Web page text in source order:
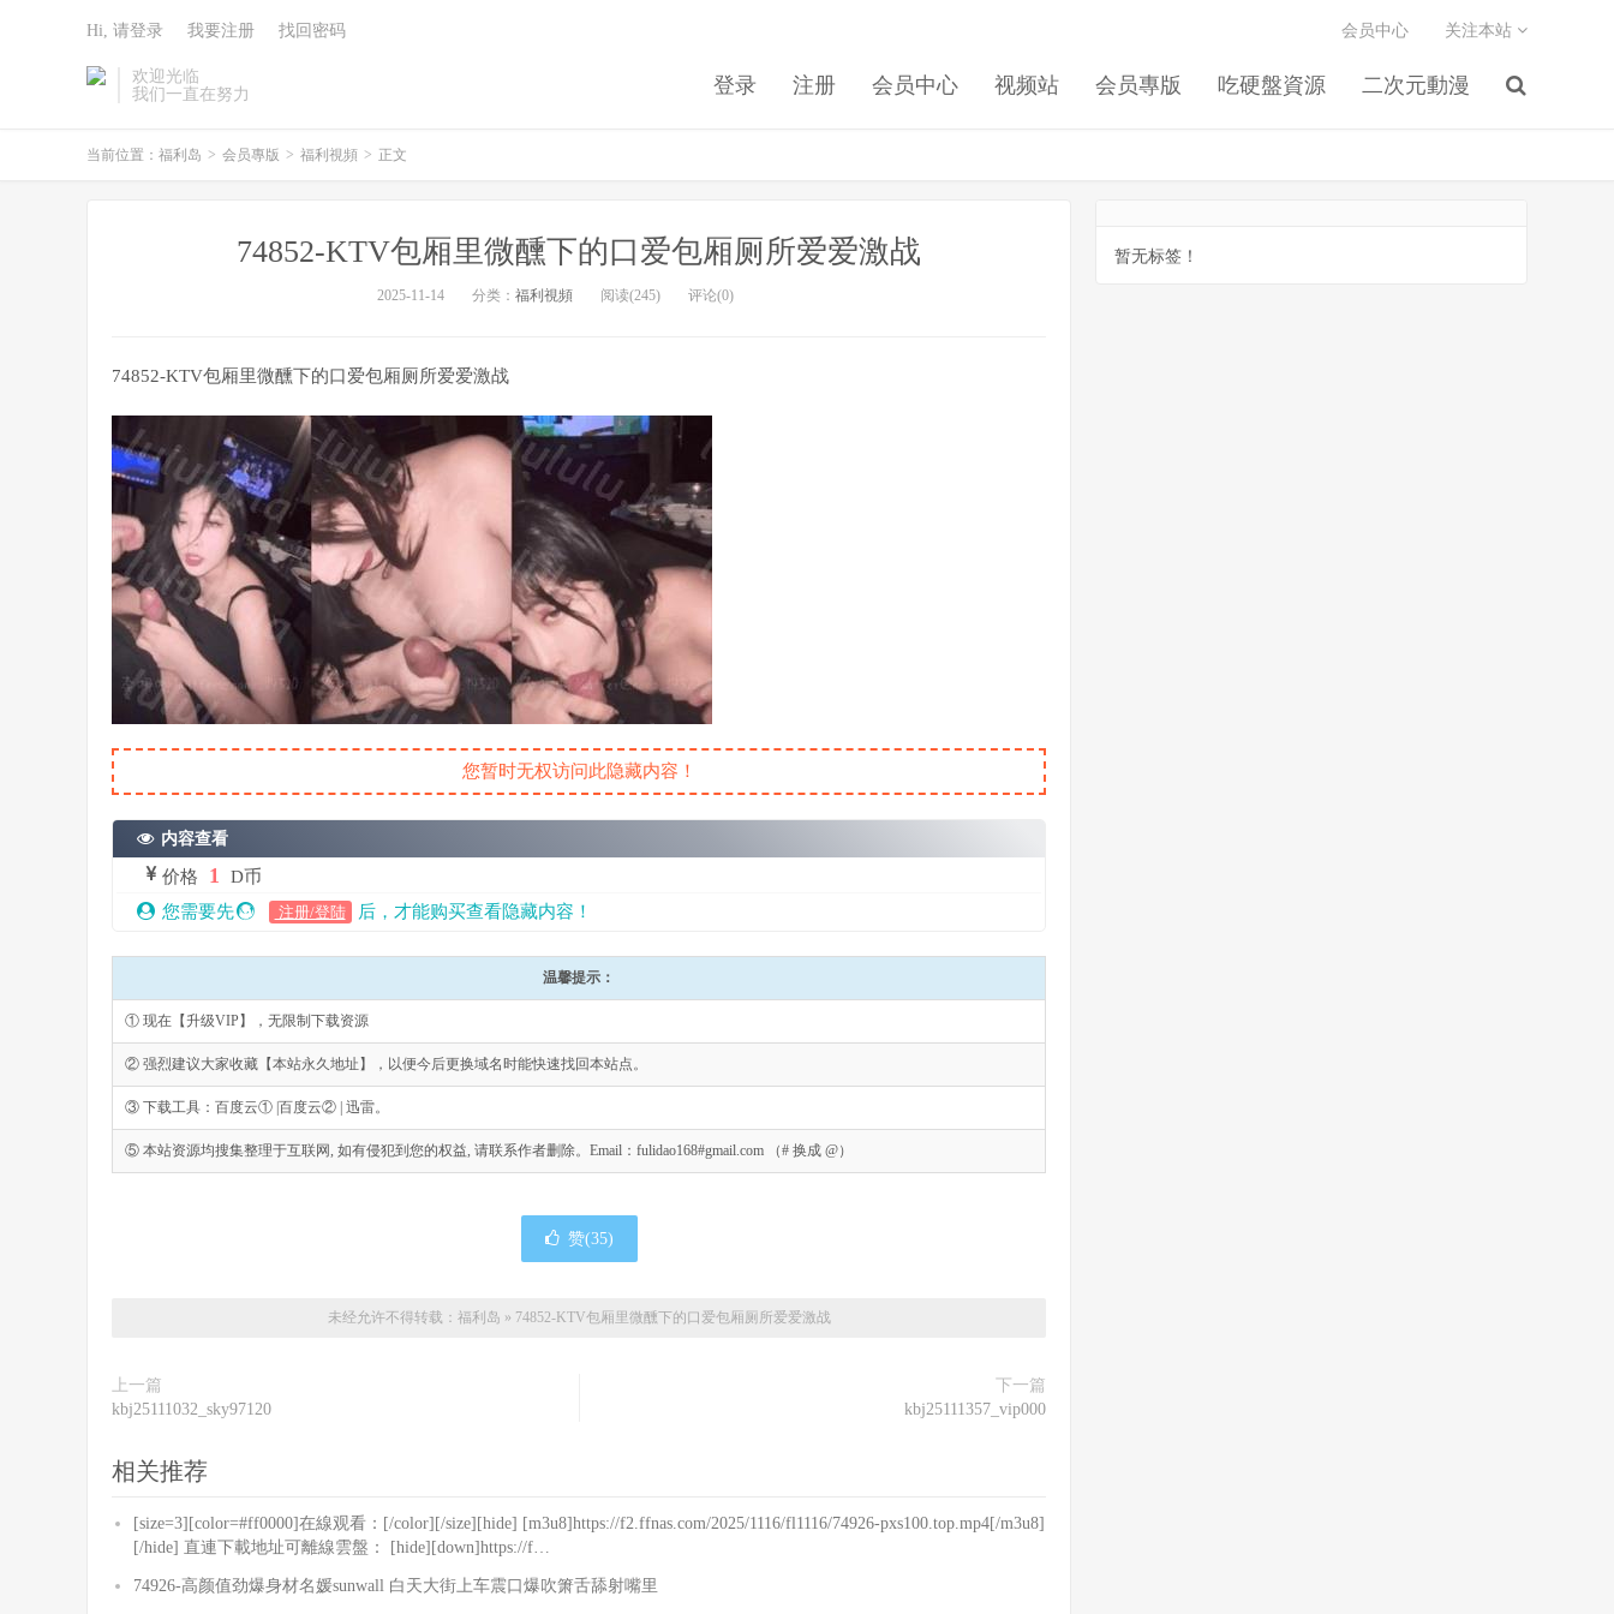
欢迎光临
我们一直在努力
登录 注册 会员中心 视频站 会员專版 吃硬盤資源 二次元動漫
会员中心 关注本站
Hi, 请登录 我要注册 找回密码
当前位置： 福利岛 > 会员專版 > 福利視頻 > 正文
74852-KTV包厢里微醺下的口爱包厢厕所爱爱激战
2025-11-14 分类： 福利視頻 阅读(245) 评论(0)
74852-KTV包厢里微醺下的口爱包厢厕所爱爱激战
您暂时无权访问此隐藏内容！
内容查看
价格 1
D币
您需要先
注册/登陆 后，才能购买查看隐藏内容！
温馨提示：
① 现在【升级VIP】，无限制下载资源
② 强烈建议大家收藏【本站永久地址】，以便今后更换域名时能快速找回本站点。
③ 下载工具：百度云① |百度云② | 迅雷。
⑤ 本站资源均搜集整理于互联网, 如有侵犯到您的权益, 请联系作者删除。Email：fulidao168#gmail.com （# 换成 @）
赞(35)
未经允许不得转载： 福利岛 » 74852-KTV包厢里微醺下的口爱包厢厕所爱爱激战
上一篇
kbj25111032_sky97120
下一篇
kbj25111357_vip000
相关推荐
[size=3][color=#ff0000]在線观看：[/color][/size][hide] [m3u8]https://f2.ffnas.com/2025/1116/fl1116/74926-pxs100.top.mp4[/m3u8]
[/hide] 直連下載地址可離線雲盤： [hide][down]https://f…
74926-高颜值劲爆身材名媛sunwall 白天大街上车震口爆吹箫舌舔射嘴里
暂无标签！